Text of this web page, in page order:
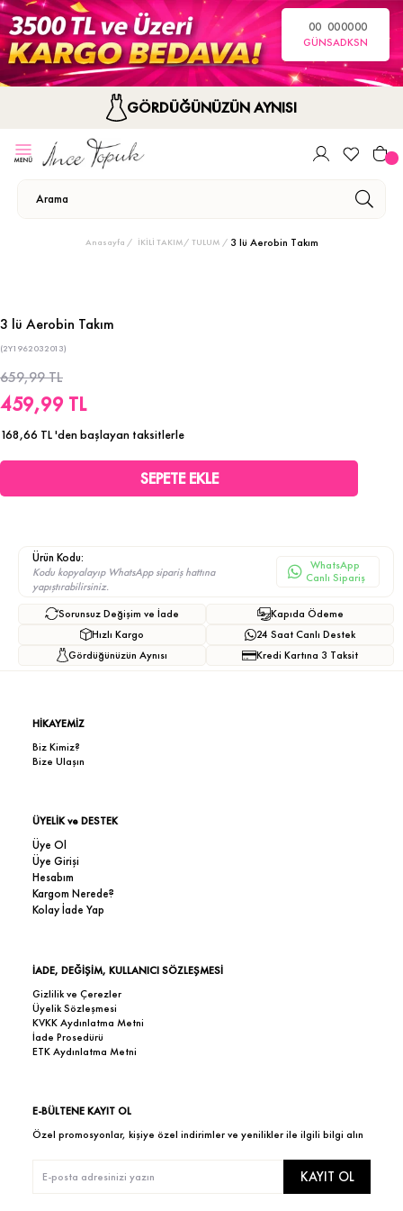
00
GÜN
00
SA
00
DK
00
SN
GÖRDÜĞÜNÜZÜN AYNISI
Anasayfa İKİLİ TAKIM/ TULUM 3 lü Aerobin Takım
3 lü Aerobin Takım
(2Y1962032013)
659,99 TL
459,99 TL
168,66 TL'den başlayan taksitlerle
Ürün Kodu:
Kodu kopyalayıp WhatsApp sipariş hattına
yapıştırabilirsiniz.
WhatsApp
Canlı Sipariş
Sorunsuz Değişim ve İade
Hızlı Kargo
Gördüğünüzün Aynısı
Kapıda Ödeme
24 Saat Canlı Destek
Kredi Kartına 3 Taksit
HİKAYEMİZ
Biz Kimiz?
Bize Ulaşın
ÜYELİK ve DESTEK
Üye Ol
Üye Girişi
Hesabım
Kargom Nerede?
Kolay İade Yap
İADE, DEĞİŞİM, KULLANICI SÖZLEŞMESİ
Gizlilik ve Çerezler
Üyelik Sözleşmesi
KVKK Aydınlatma Metni
İade Prosedürü
ETK Aydınlatma Metni
E-BÜLTENE KAYIT OL
Özel promosyonlar, kişiye özel indirimler ve yenilikler ile ilgili bilgi alın
KAYIT OL